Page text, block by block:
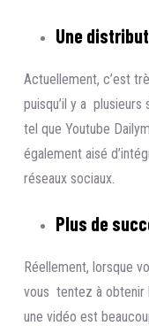
Une
Actuellement, c’est
puisqu’il y a
tel que Youtube
également aisé
réseaux sociaux.
Plus de
Réellement, lorsque
vous tentez à obtenir
une vidéo est